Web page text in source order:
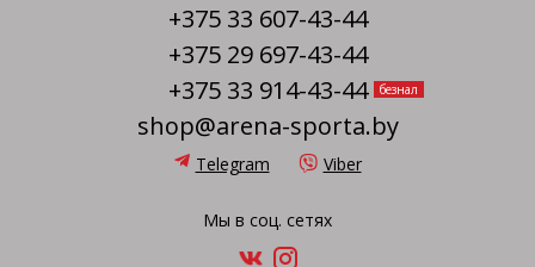
+375 33 607-43-44
+375 29 697-43-44
+375 33 914-43-44
безнал
shop@arena-sporta.by
Telegram Viber
Мы в соц. сетях